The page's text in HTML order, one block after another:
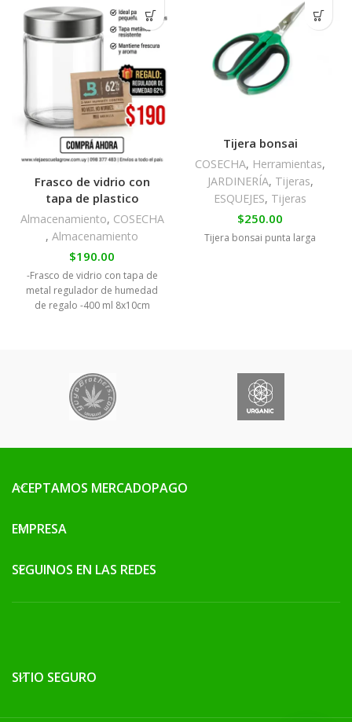
Frasco de vidrio con
tapa de plastico
Almacenamiento, COSECHA
, Almacenamiento
$190.00
-Frasco de vidrio con tapa de
metal regulador de humedad
de regalo -400 ml 8x10cm
Tijera bonsai
COSECHA, Herramientas,
JARDINERÍA, Tijeras,
ESQUEJES, Tijeras
$250.00
Tijera bonsai punta larga
ACEPTAMOS MERCADOPAGO
EMPRESA
SEGUINOS EN LAS REDES
SITIO SEGURO